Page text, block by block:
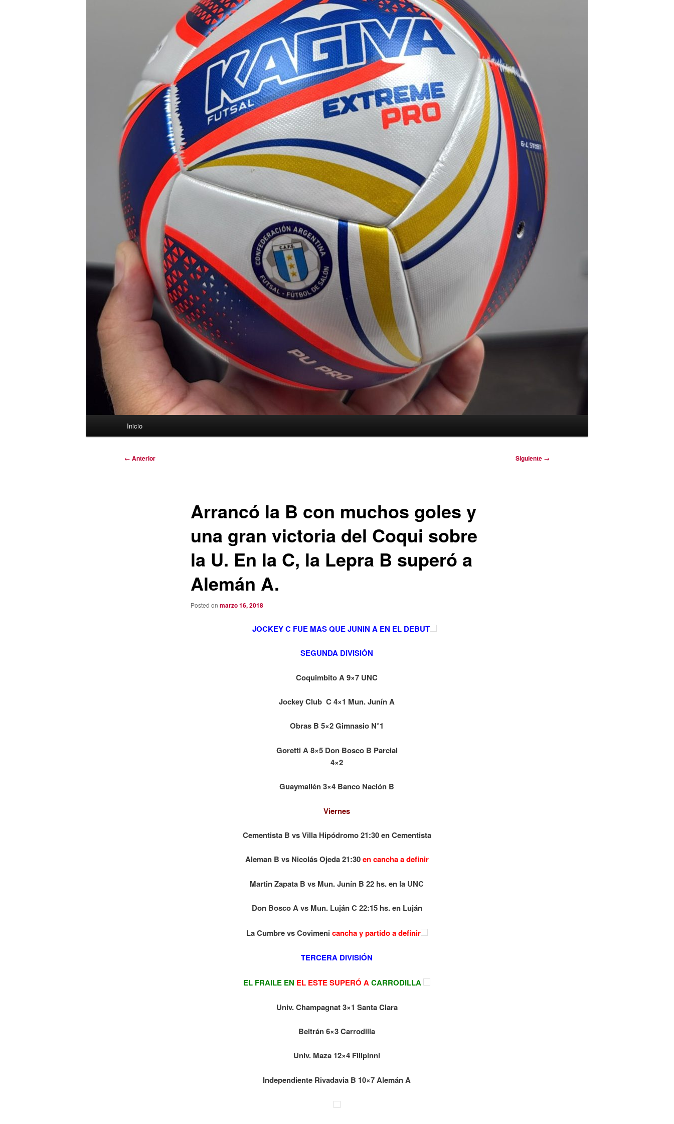
Inicio
Navegación
← Anterior Siguiente →
Arrancó la B con muchos goles y
una gran victoria del Coqui sobre
la U. En la C, la Lepra B superó a
Alemán A.
Posted on marzo 16, 2018
JOCKEY C FUE MAS QUE JUNIN A EN EL DEBUT
SEGUNDA DIVISIÓN
Coquimbito A 9×7 UNC
Jockey Club C 4×1 Mun. Junín A
Obras B 5×2 Gimnasio N°1
Goretti A 8×5 Don Bosco B Parcial
4×2
Guaymallén 3×4 Banco Nación B
Viernes
Cementista B vs Villa Hipódromo 21:30 en Cementista
Aleman B vs Nicolás Ojeda 21:30en cancha a definir
Martin Zapata B vs Mun. Junín B 22 hs. en la UNC
Don Bosco A vs Mun. Luján C 22:15 hs. en Luján
La Cumbre vs Covimenicancha y partido a definir
TERCERA DIVISIÓN
EL FRAILE EN EL ESTE SUPERÓ ACARRODILLA
Univ. Champagnat 3×1 Santa Clara
Beltrán 6×3 Carrodilla
Univ. Maza 12×4 Filipinni
Independiente Rivadavia B 10×7 Alemán A